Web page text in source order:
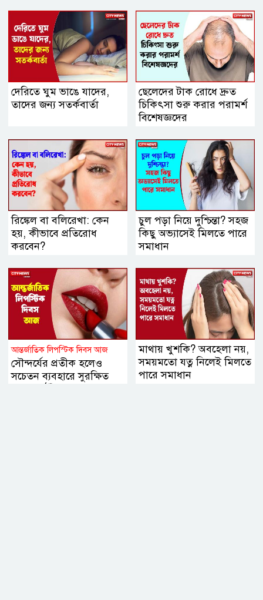
দেরিতে ঘুম ভাঙে যাদের,
তাদের জন্য সতর্কবার্তা
ছেলেদের টাক রোধে দ্রুত
চিকিৎসা শুরু করার পরামর্শ
বিশেষজ্ঞদের
রিঙ্কেল বা বলিরেখা: কেন
হয়, কীভাবে প্রতিরোধ
করবেন?
চুল পড়া নিয়ে দুশ্চিন্তা? সহজ
কিছু অভ্যাসেই মিলতে পারে
সমাধান
আন্তর্জাতিক লিপস্টিক দিবস আজ
সৌন্দর্যের প্রতীক হলেও
সচেতন ব্যবহারে সুরক্ষিত
মাথায় খুশকি? অবহেলা নয়,
সময়মতো যত্ন নিলেই মিলতে
পারে সমাধান